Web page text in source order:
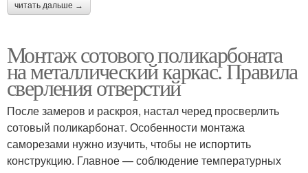
читать дальше →
Монтаж сотового поликарбоната
на металлический каркас. Правила
сверления отверстий
После замеров и раскроя, настал черед просверлить
сотовый поликарбонат. Особенности монтажа
саморезами нужно изучить, чтобы не испортить
конструкцию. Главное — соблюдение температурных